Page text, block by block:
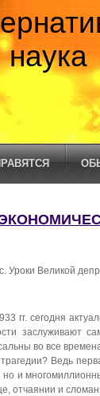
наука
Уроки Великой
гг. сегодня
заслуживают
во все
Ведь
и
отчаянии и